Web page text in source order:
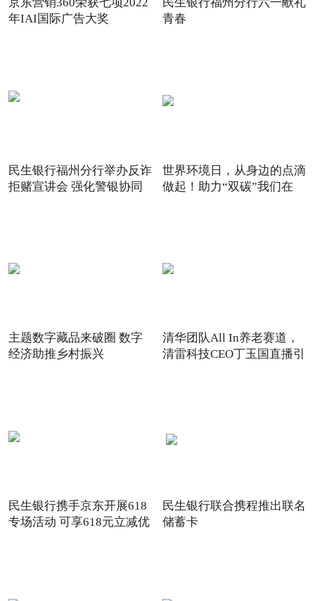
年IAI国际广告大奖
青春
民生银行福州分行举办反诈
拒赌宣讲会 强化警银协同
世界环境日，从身边的点滴
做起！助力“双碳”我们在
主题数字藏品来破圈 数字
经济助推乡村振兴
清华团队All In养老赛道，
清雷科技CEO丁玉国直播引
民生银行携手京东开展618
专场活动 可享618元立减优
民生银行联合携程推出联名
储蓄卡